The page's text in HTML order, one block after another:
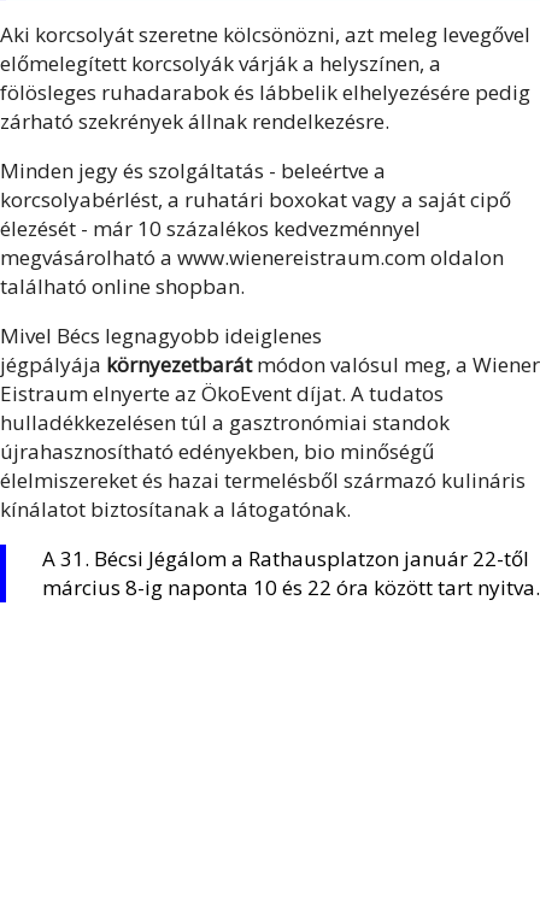
Aki korcsolyát szeretne kölcsönözni, azt meleg levegővel
előmelegített korcsolyák várják a helyszínen, a
fölösleges ruhadarabok és lábbelik elhelyezésére pedig
zárható szekrények állnak rendelkezésre.
Minden jegy és szolgáltatás - beleértve a
korcsolyabérlést, a ruhatári boxokat vagy a saját cipő
élezését - már 10 százalékos kedvezménnyel
megvásárolható a www.wienereistraum.com oldalon
található online shopban.
Mivel Bécs legnagyobb ideiglenes
jégpályája környezetbarátmódon valósul meg, a Wiener
Eistraum elnyerte az ÖkoEvent díjat. A tudatos
hulladékkezelésen túl a gasztronómiai standok
újrahasznosítható edényekben, bio minőségű
élelmiszereket és hazai termelésből származó kulináris
kínálatot biztosítanak a látogatónak.
A 31. Bécsi Jégálom a Rathausplatzon január 22-től
március 8-ig naponta 10 és 22 óra között tart nyitva.